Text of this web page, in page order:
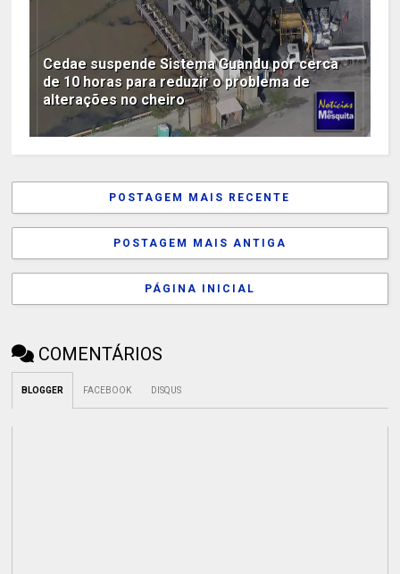
Cedae suspende Sistema Guandu por cerca
de 10 horas para reduzir o problema de
alterações no cheiro
POSTAGEM MAIS RECENTE
POSTAGEM MAIS ANTIGA
PÁGINA INICIAL
COMENTÁRIOS
BLOGGER FACEBOOK DISQUS